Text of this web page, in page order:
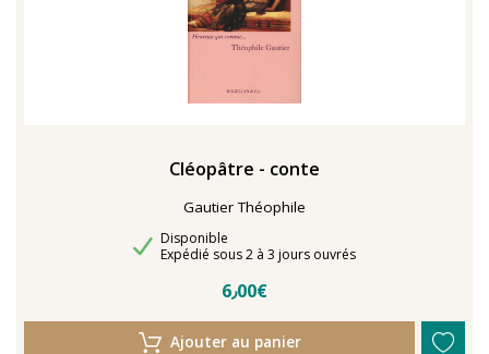
Cléopâtre - conte
Gautier Théophile
Disponibilité
Disponible
Délais de livraison
Expédié sous 2 à 3 jours ouvrés
6٫00€
Ajouter au panier